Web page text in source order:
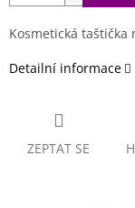
Kosmetická taštička
Detailní informace
ZEPTAT SE